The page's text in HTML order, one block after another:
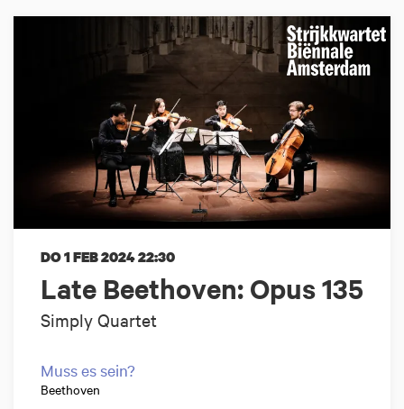
Late Beethoven: Opus 135
Simply Quartet
DO 1 FEB 202422:30
Muss es sein?
Beethoven